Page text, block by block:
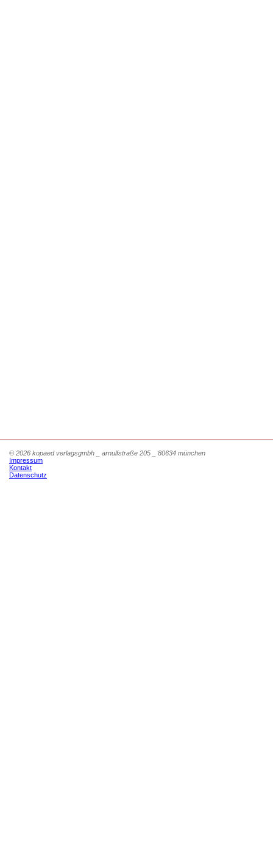
© 2026 kopaed verlagsgmbh _ arnulfstraße 205 _ 80634 münchen
Impressum
Kontakt
Datenschutz